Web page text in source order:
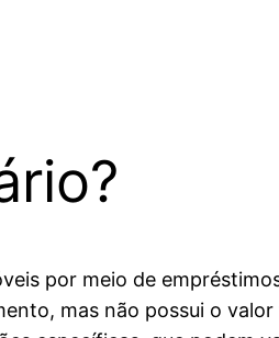
por meio de
mas não possui o